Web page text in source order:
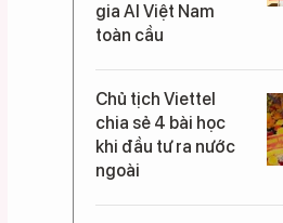
gia AI Việt Nam
toàn cầu
Chủ tịch Viettel
chia sẻ 4 bài học
khi đầu tư ra nước
ngoài